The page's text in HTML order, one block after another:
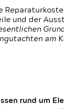
und der
am
rund um